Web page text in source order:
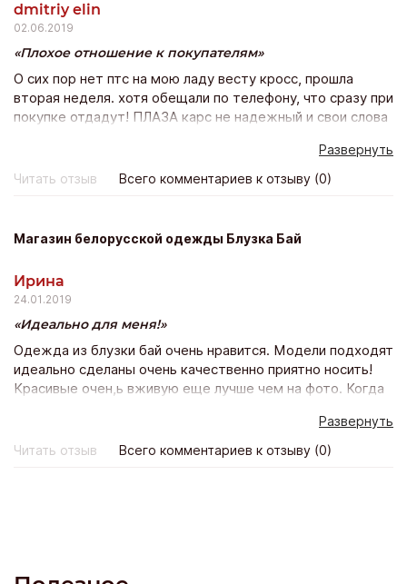
днем поехала и забрала желанный автомобиль.
dmitriy elin
02.06.2019
Плохое отношение к покупателям
О сих пор нет птс на мою ладу весту кросс, прошла
вторая неделя. хотя обещали по телефону, что сразу при
покупке отдадут! ПЛАЗА карс не надежный и свои слова
отношение персоанала к покупателям, как будто
одолжение мне делали. Покупка состоялась, но остался
Развернуть
Читать отзыв
Всего комментариев к отзыву (0)
Магазин белорусской одежды Блузка Бай
Ирина
24.01.2019
Идеально для меня!
Одежда из блузки бай очень нравится. Модели подходят
идеально сделаны очень качественно приятно носить!
Красивые очен,ь вживую еще лучше чем на фото. Когда
оформляю уже 10 заказ и счастью моему нет предела!
Всё подошло, качество прекрасно и доставка почтой
Развернуть
Читать отзыв
Всего комментариев к отзыву (0)